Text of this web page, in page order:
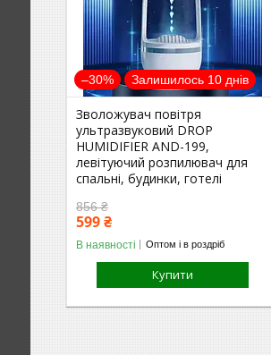
–30% Залишилось 10 днів
Зволожувач повітря
ультразвуковий DROP
HUMIDIFIER AND-199,
левітуючий розпилювач для
спальні, будинки, готелі
856 ₴
599 ₴
В наявності Оптом і в роздріб
Купити